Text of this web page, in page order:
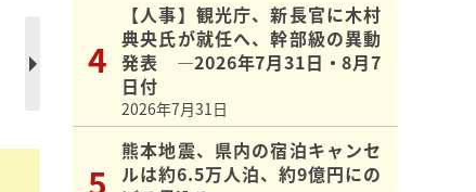
【人事】観光庁、新長官に木村
典央氏が就任へ、幹部級の異動
発表 ―2026年7月31日・8月7
日付
2026年7月31日
熊本地震、県内の宿泊キャンセ
ルは約6.5万人泊、約9億円にの